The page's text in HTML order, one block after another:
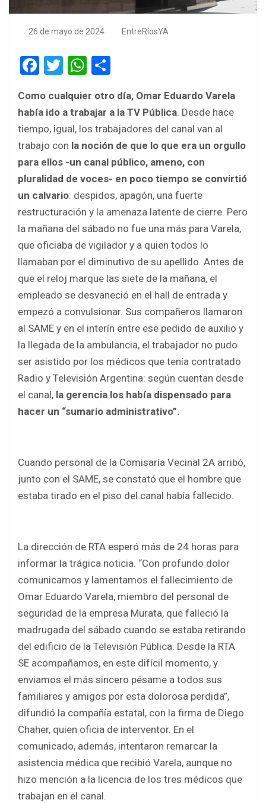
26 de mayo de 2024 EntreRíosYA
F
ce
b
o
o
k
T
tt
er
W
at
s
A
p
p
ar
e
Como cualquier otro día, Omar Eduardo Varela
había ido a trabajar a la TV Pública. Desde hace
tiempo, igual, los trabajadores del canal van al
trabajo con la noción de que lo que era un orgullo
para ellos -un canal público, ameno, con
pluralidad de voces- en poco tiempo se convirtió
un calvario: despidos, apagón, una fuerte
restructuración y la amenaza latente de cierre. Pero
la mañana del sábado no fue una más para Varela,
que oficiaba de vigilador y a quien todos lo
llamaban por el diminutivo de su apellido. Antes de
que el reloj marque las siete de la mañana, el
empleado se desvaneció en el hall de entrada y
empezó a convulsionar. Sus compañeros llamaron
al SAME y en el interín entre ese pedido de auxilio y
la llegada de la ambulancia, el trabajador no pudo
ser asistido por los médicos que tenía contratado
Radio y Televisión Argentina: según cuentan desde
el canal, la gerencia los había dispensado para
hacer un “sumario administrativo”.
Cuando personal de la Comisaría Vecinal 2A arribó,
junto con el SAME, se constató que el hombre que
estaba tirado en el piso del canal había fallecido.
La dirección de RTA esperó más de 24 horas para
informar la trágica noticia. “Con profundo dolor
comunicamos y lamentamos el fallecimiento de
Omar Eduardo Varela, miembro del personal de
seguridad de la empresa Murata, que falleció la
madrugada del sábado cuando se estaba retirando
del edificio de la Televisión Pública. Desde la RTA
SE acompañamos, en este difícil momento, y
enviamos el más sincero pésame a todos sus
familiares y amigos por esta dolorosa perdida”,
difundió la compañía estatal, con la firma de Diego
Chaher, quien oficia de interventor. En el
comunicado, además, intentaron remarcar la
asistencia médica que recibió Varela, aunque no
hizo mención a la licencia de los tres médicos que
trabajan en el canal.